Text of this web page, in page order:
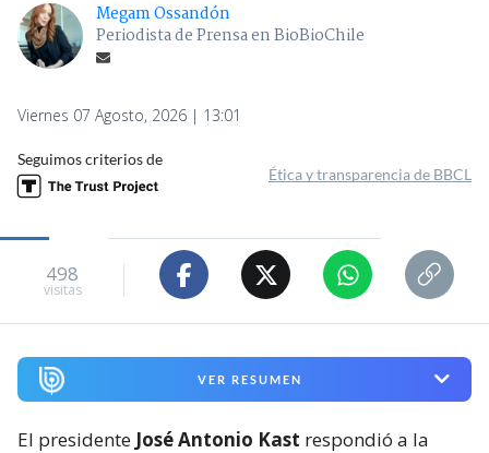
Megam Ossandón
Periodista de Prensa en BioBioChile
Viernes 07 Agosto, 2026 | 13:01
Seguimos criterios de
Ética y transparencia de BBCL
498
visitas
VER RESUMEN
El presidente José Antonio Kast respondió a la